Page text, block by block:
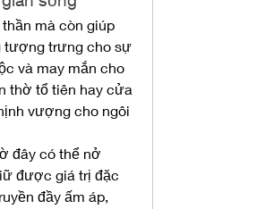
mà còn giúp
tượng trưng cho sự
và may mắn cho
thờ tổ tiên hay cửa
vượng cho ngôi
đây có thể nở
được giá trị đặc
đầy ấm áp,